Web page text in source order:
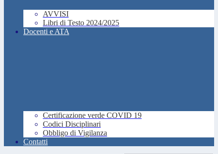
AVVISI
Libri di Testo 2024/2025
Docenti e ATA
Certificazione verde COVID 19
Codici Disciplinari
Obbligo di Vigilanza
Contatti